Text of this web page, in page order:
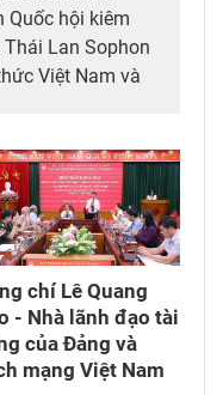
Quốc hội kiêm
Lan Sophon
Việt Nam và
chí Lê Quang
- Nhà lãnh đạo tài
của Đảng và
mạng Việt Nam​